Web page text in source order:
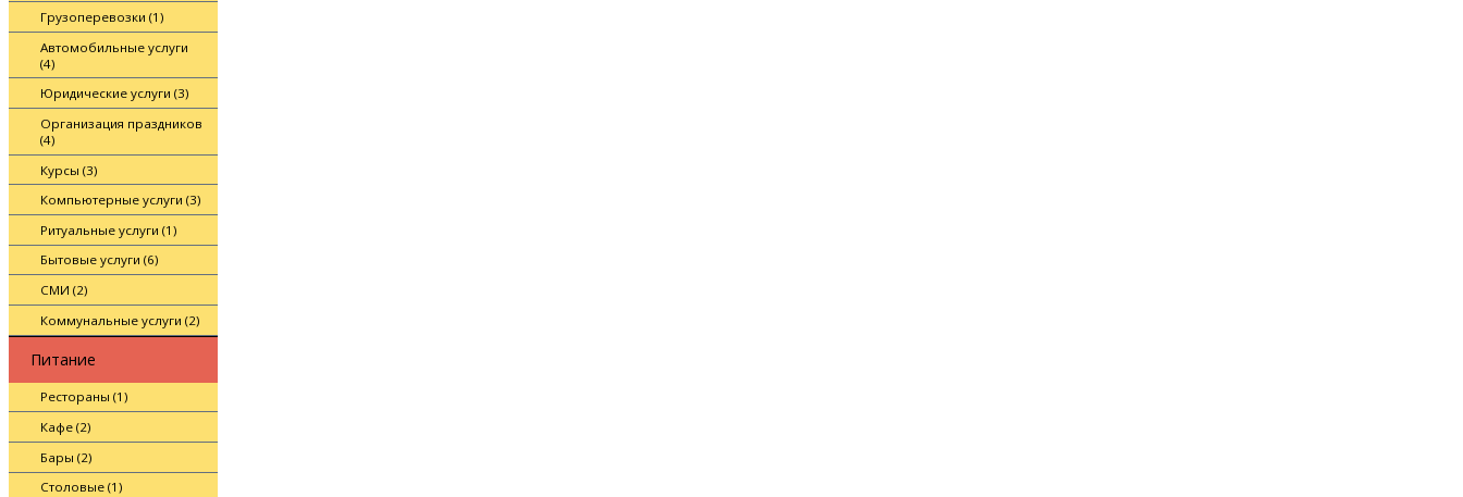
Грузоперевозки (1)
Автомобильные услуги
(4)
Юридические услуги (3)
Организация праздников
(4)
Курсы (3)
Компьютерные услуги (3)
Ритуальные услуги (1)
Бытовые услуги (6)
СМИ (2)
Коммунальные услуги (2)
Питание
Рестораны (1)
Кафе (2)
Бары (2)
Столовые (1)